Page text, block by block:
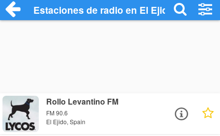
Estaciones de radio en El Ejido -
Rollo Levantino FM
FM 90.6
El Ejido, Spain